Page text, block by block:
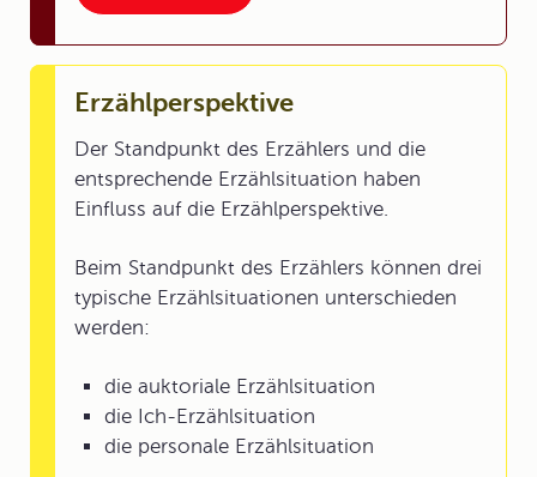
Erzählperspektive
Der Standpunkt des Erzählers und die
entsprechende Erzählsituation haben
Einfluss auf die Erzählperspektive.
Beim Standpunkt des Erzählers können drei
typische Erzählsituationen unterschieden
werden:
die auktoriale Erzählsituation
die Ich-Erzählsituation
die personale Erzählsituation